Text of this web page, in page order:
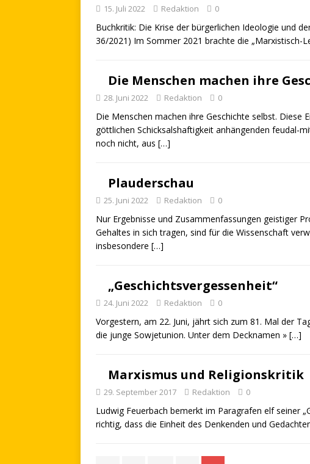
15. Juli 2022 Redaktion 0
Buchkritik: Die Krise der bürgerlichen Ideologie und
36/2021) Im Sommer 2021 brachte die „Marxistisch-
Die Menschen machen ihre
28. Juni 2022 Redaktion 0
Die Menschen machen ihre Geschichte selbst. Diese
göttlichen Schicksalshaftigkeit anhängenden feudal-
noch nicht, aus […]
Plauderschau
25. Juni 2022 Redaktion 0
Nur Ergebnisse und Zusammenfassungen geistiger
Gehaltes in sich tragen, sind für die Wissenschaft
insbesondere […]
„Geschichtsvergessenheit“
24. Juni 2022 Redaktion 0
Vorgestern, am 22. Juni, jährt sich zum 81. Mal der
die junge Sowjetunion. Unter dem Decknamen » […]
Marxismus und Religionskritik
29. September 2017 Redaktion 0
Ludwig Feuerbach bemerkt im Paragrafen elf seiner
richtig, dass die Einheit des Denkenden und